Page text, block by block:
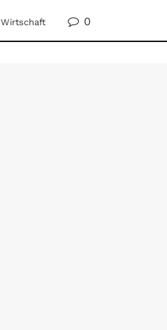
Wirtschaft 0